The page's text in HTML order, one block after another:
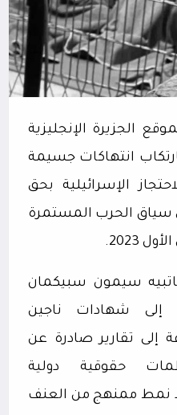
الجزيرة الإنجليزية
انتهاكات جسيمة
الإسرائيلية بحق
سياق الحرب المستمرة
سيمون سبيكمان
شهادات ناجين
إلى تقارير صادرة عن
حقوقية دولية
نمط ممنهج من العنف